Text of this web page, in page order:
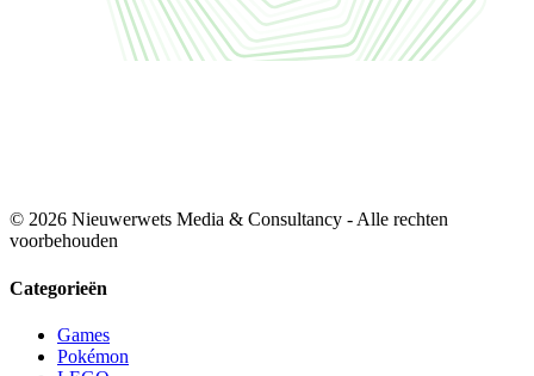
© 2026 Nieuwerwets Media & Consultancy - Alle rechten
voorbehouden
Categorieën
Games
Pokémon